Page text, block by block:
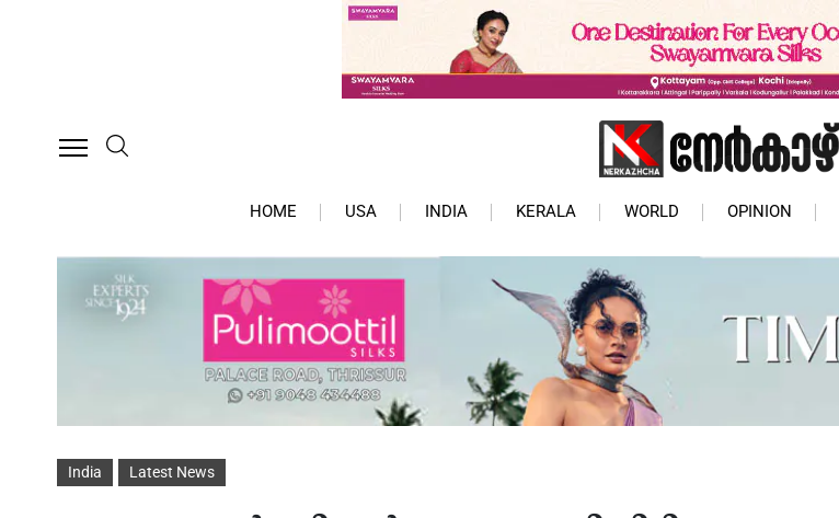
HOME USA INDIA KERALA WORLD OPINION
India Latest News